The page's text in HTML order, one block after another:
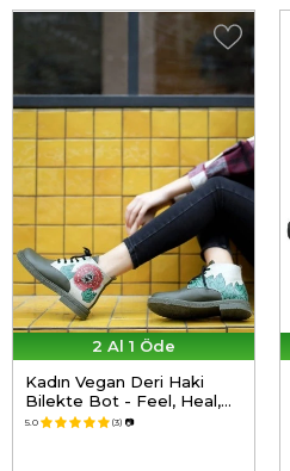
2 Al 1 Öde
Kadın Vegan Deri Haki
Bilekte Bot - Feel, Heal,
Live Tasarım
5.0 (3) 📷